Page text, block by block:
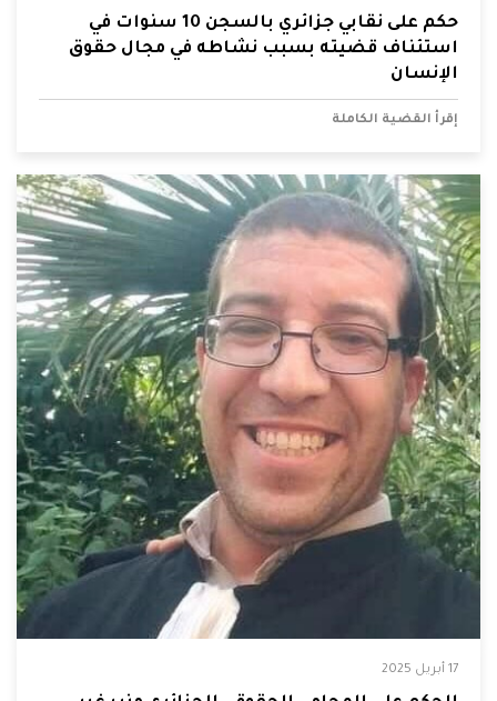
حكم على نقابي جزائري بالسجن 10 سنوات في
استئناف قضيته بسبب نشاطه في مجال حقوق
الإنسان
إقرأ القضية الكاملة
17 أبريل 2025